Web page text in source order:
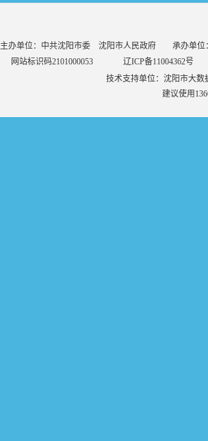
主办单位：中共沈阳市委 沈阳市人民政府 承办单位
网站标识码2101000053
辽ICP备11004362号
技术支持单位：沈阳市大
建议使用